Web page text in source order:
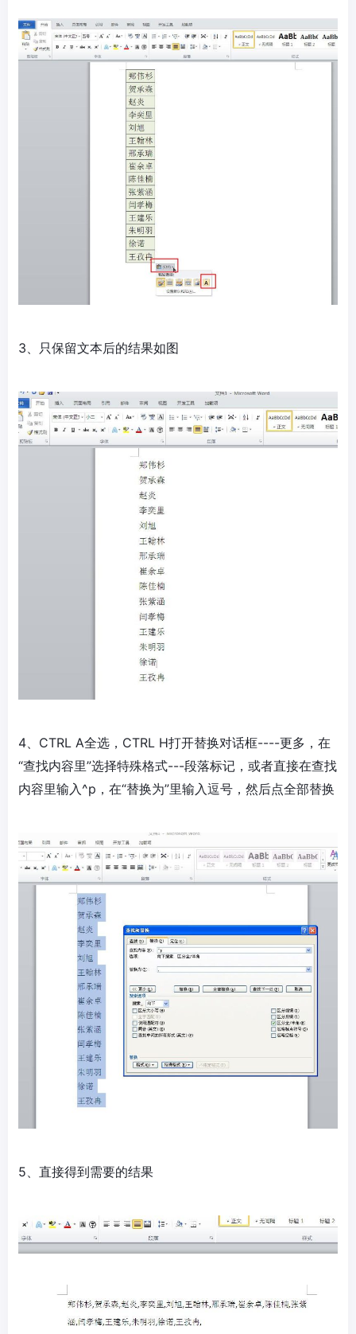
3、只保留文本后的结果如图
4、CTRL A全选，CTRL H打开替换对话框----更多，在
“查找内容里”选择特殊格式---段落标记，或者直接在查找
内容里输入^p，在“替换为”里输入逗号，然后点全部替换
5、直接得到需要的结果